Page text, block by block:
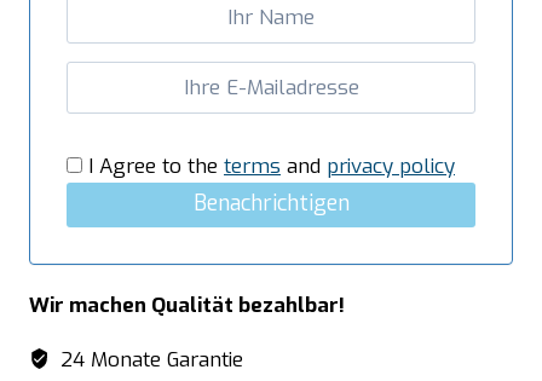
3110
Menge
I Agree to the terms and privacy policy
Benachrichtigen
Wir machen Qualität bezahlbar!
24 Monate Garantie